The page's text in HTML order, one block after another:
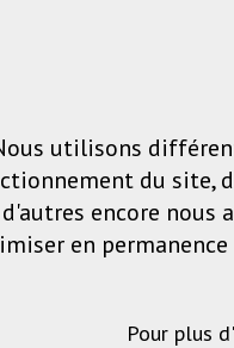
utilisons
du site,
encore nous
en
Pour plus